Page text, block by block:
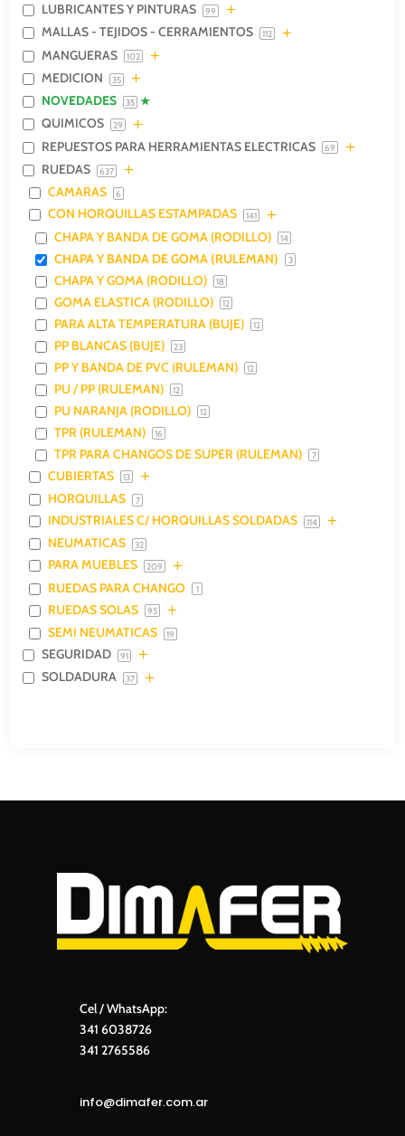
LUBRICANTES Y PINTURAS 99
MALLAS - TEJIDOS - CERRAMIENTOS 112
MANGUERAS 102
MEDICION 35
NOVEDADES 35
QUIMICOS 29
REPUESTOS PARA HERRAMIENTAS ELECTRICAS 69
RUEDAS 637
CAMARAS 6
CON HORQUILLAS ESTAMPADAS 141
CHAPA Y BANDA DE GOMA (RODILLO) 14
CHAPA Y BANDA DE GOMA (RULEMAN) 3
CHAPA Y GOMA (RODILLO) 18
GOMA ELASTICA (RODILLO) 12
PARA ALTA TEMPERATURA (BUJE) 12
PP BLANCAS (BUJE) 23
PP Y BANDA DE PVC (RULEMAN) 12
PU / PP (RULEMAN) 12
PU NARANJA (RODILLO) 12
TPR (RULEMAN) 16
TPR PARA CHANGOS DE SUPER (RULEMAN) 7
CUBIERTAS 13
HORQUILLAS 7
INDUSTRIALES C/ HORQUILLAS SOLDADAS 114
NEUMATICAS 32
PARA MUEBLES 209
RUEDAS PARA CHANGO 1
RUEDAS SOLAS 95
SEMI NEUMATICAS 19
SEGURIDAD 91
SOLDADURA 37
Cel / WhatsApp:
341 6038726
341 2765586
info@dimafer.com.ar